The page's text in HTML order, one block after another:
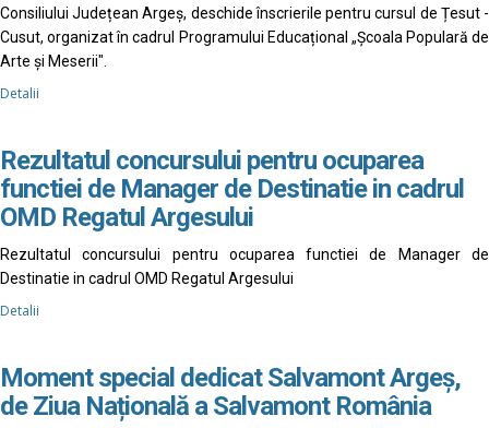
Consiliului Județean Argeș, deschide înscrierile pentru cursul de Țesut -
Cusut, organizat în cadrul Programului Educațional „Școala Populară de
Arte și Meserii".
Detalii
Rezultatul concursului pentru ocuparea
functiei de Manager de Destinatie in cadrul
OMD Regatul Argesului
Rezultatul concursului pentru ocuparea functiei de Manager de
Destinatie in cadrul OMD Regatul Argesului
Detalii
Moment special dedicat Salvamont Argeș,
de Ziua Națională a Salvamont România